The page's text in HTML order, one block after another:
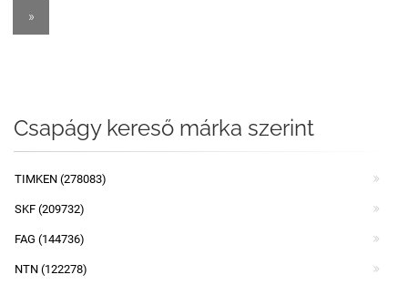
»
Csapágy kereső márka szerint
TIMKEN (278083)
SKF (209732)
FAG (144736)
NTN (122278)